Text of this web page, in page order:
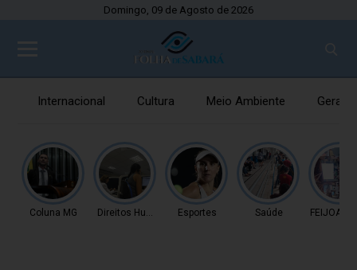
Domingo, 09 de Agosto de 2026
Internacional Cultura Meio Ambiente Gerais
Coluna MG Direitos Humanos Esportes Saúde